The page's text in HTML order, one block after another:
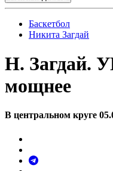
Баскетбол
Никита Загдай
Н. Загдай.
мощнее
В центральном круге